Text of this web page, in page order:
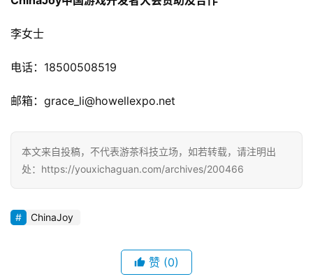
李女士
电话：18500508519
邮箱：grace_li@howellexpo.net
本文来自投稿，不代表游茶科技立场，如若转载，请注明出
处：https://youxichaguan.com/archives/200466
ChinaJoy
赞 (0)